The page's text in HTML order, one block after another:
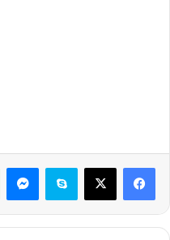
فيسبوك سكايب